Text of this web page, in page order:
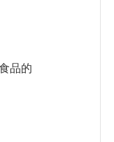
品的